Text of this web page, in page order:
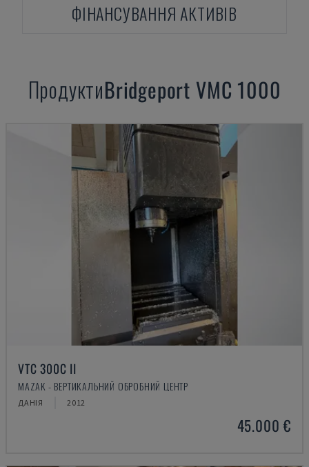
ФІНАНСУВАННЯ АКТИВІВ
ПродуктиBridgeport VMC 1000
VTC 300C II
MAZAK - ВЕРТИКАЛЬНИЙ ОБРОБНИЙ ЦЕНТР
ДАНІЯ 2012
45.000 €